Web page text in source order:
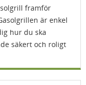
framför
är enkel
hur du ska
säkert och roligt